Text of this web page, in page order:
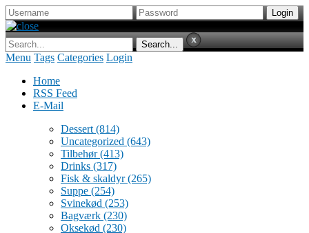
Menu Tags Categories Login
Home
RSS Feed
E-Mail
Dessert (814)
Uncategorized (643)
Tilbehør(413)
Drinks (317)
Fisk & skaldyr(265)
Suppe (254)
Svinekød (253)
Bagværk (230)
Oksekød (230)